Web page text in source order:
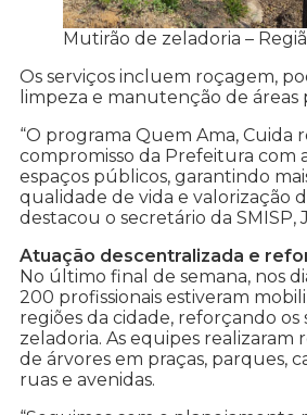
Mutirão de zeladoria –
Os serviços incluem roçagem,
limpeza e manutenção de áreas
“O programa Quem Ama, Cuida
compromisso da Prefeitura com
espaços públicos, garantindo
qualidade de vida e valorização
destacou o secretário da SMISP,
Atuação descentralizada e
No último final de semana, nos
200 profissionais estiveram
regiões da cidade, reforçando os
zeladoria. As equipes realizaram
de árvores em praças, parques,
ruas e avenidas.